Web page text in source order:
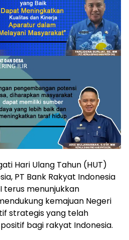
Hari Ulang Tahun (HUT)
PT Bank Rakyat Indonesia
terus menunjukkan
kemajuan Negeri
strategis yang telah
bagi rakyat Indonesia.